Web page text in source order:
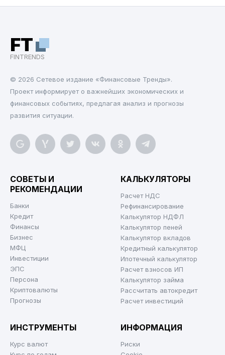
FT
FINTRENDS
© 2026 Cетевое издание «Финансовые Тренды».
Проект информирует о важнейших экономических и
финансовых событиях, предлагая анализ и прогнозы
развития ситуации.
СОВЕТЫ И
РЕКОМЕНДАЦИИ
Банки
Кредит
Финансы
Бизнес
МФЦ
Инвестиции
ЭПС
Персона
Криптовалюты
Прогнозы
КАЛЬКУЛЯТОРЫ
Расчет НДС
Рефинансирование
Калькулятор НДФЛ
Калькулятор пеней
Калькулятор вкладов
Кредитный калькулятор
Ипотечный калькулятор
Расчет взносов ИП
Калькулятор займа
Рассчитать автокредит
Расчет инвестиций
ИНСТРУМЕНТЫ
Курс валют
ИНФОРМАЦИЯ
Риски